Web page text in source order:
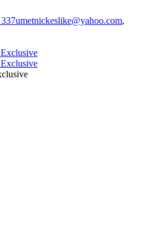
umetnickeslike@yahoo.com,